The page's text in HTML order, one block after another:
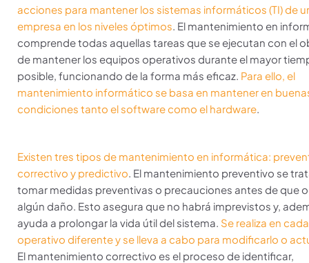
acciones para mantener los sistemas informáticos (TI) de
empresa en los niveles óptimos. El mantenimiento en
comprende todas aquellas tareas que se ejecutan con el
de mantener los equipos operativos durante el mayor
posible, funcionando de la forma más eficaz. Para ello, el
mantenimiento informático se basa en mantener en
condiciones tanto el software como el hardware.
Existen tres tipos de mantenimiento en informática:
correctivo y predictivo. El mantenimiento preventivo se
tomar medidas preventivas o precauciones antes de que
algún daño. Esto asegura que no habrá imprevistos y,
ayuda a prolongar la vida útil del sistema. Se realiza en
operativo diferente y se lleva a cabo para modificarlo o
El mantenimiento correctivo es el proceso de identificar,